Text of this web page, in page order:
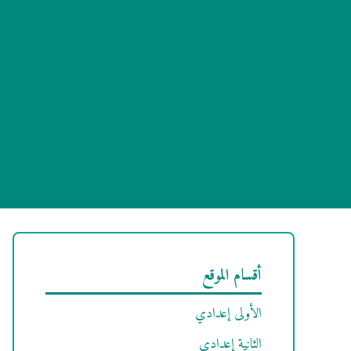
أقسام الموقع
الأولى إعدادي
الثانية إعدادي